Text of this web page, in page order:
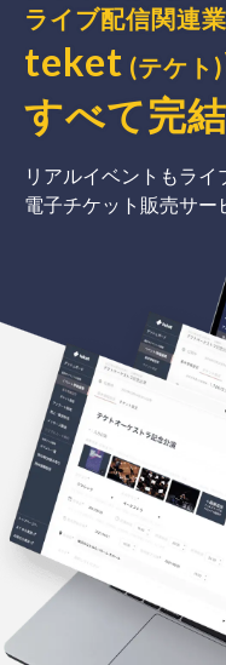
ライブ配信関連業
teket (テケト)
すべて完結
リアルイベントもラ
電子チケット販売サー